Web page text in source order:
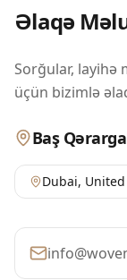
Əlaqə
Sorğular, layihə
üçün bizimlə
Baş
Dubai,